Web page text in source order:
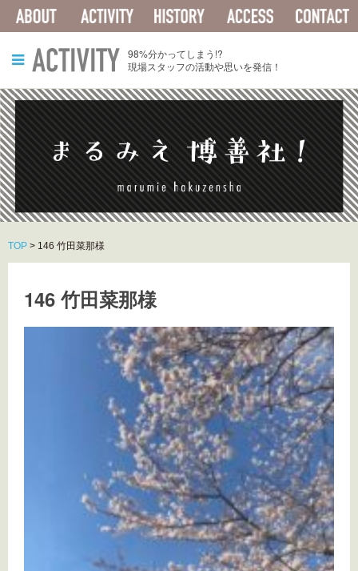
98%分かってしまう!?
現場スタッフの活動や思いを発信！
TOP > 146 竹田菜那様
146 竹田菜那様